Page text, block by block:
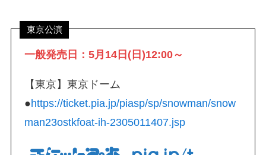
東京公演
一般発売日：5月14日(日)12:00～
【東京】東京ドーム
●https://ticket.pia.jp/piasp/sp/snowman/snow
man23ostkfoat-ih-2305011407.jsp